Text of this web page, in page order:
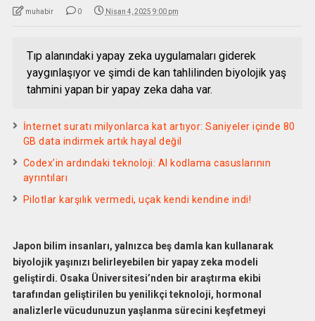
muhabir 0 Nisan 4, 2025 9:00 pm
Tıp alanındaki yapay zeka uygulamaları giderek
yaygınlaşıyor ve şimdi de kan tahlilinden biyolojik yaş
tahmini yapan bir yapay zeka daha var.
İnternet suratı milyonlarca kat artıyor: Saniyeler içinde 80
GB data indirmek artık hayal değil
Codex’in ardındaki teknoloji: AI kodlama casuslarının
ayrıntıları
Pilotlar karşılık vermedi, uçak kendi kendine indi!
Japon bilim insanları, yalnızca beş damla kan kullanarak
biyolojik yaşınızı belirleyebilen bir yapay zeka modeli
geliştirdi. Osaka Üniversitesi’nden bir araştırma ekibi
tarafından geliştirilen bu yenilikçi teknoloji, hormonal
analizlerle vücudunuzun yaşlanma sürecini keşfetmeyi